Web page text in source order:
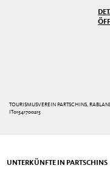
TOURISMUSVEREIN PARTSCHINS,
IT01541700215
UNTERKÜNFTE IN PARTSCHINS